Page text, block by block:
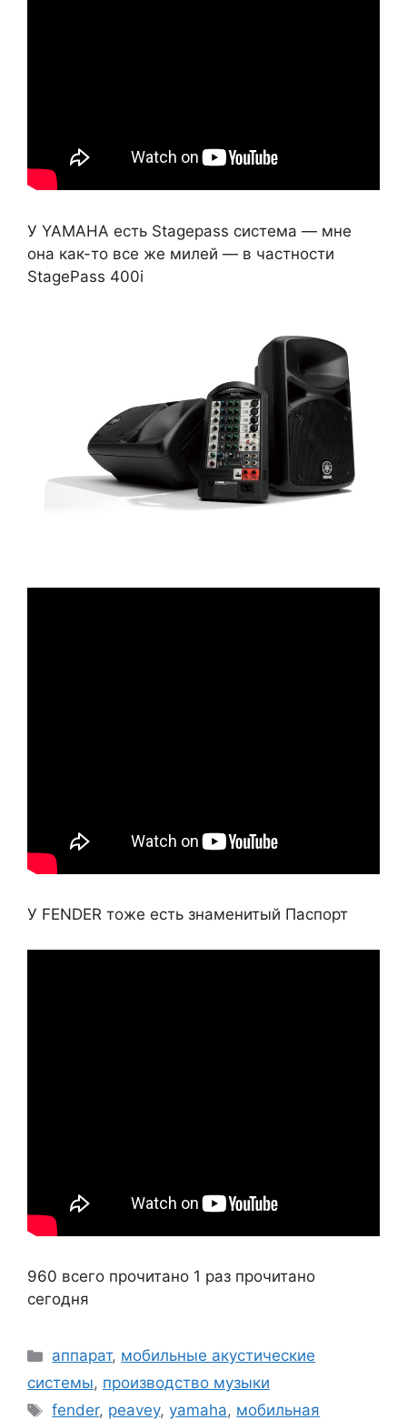
У YAMAHA есть Stagepass система — мне
она как-то все же милей — в частности
StagePass 400i
У FENDER тоже есть знаменитый Паспорт
960 всего прочитано 1 раз прочитано
сегодня
Рубрики
аппарат, мобильные акустические
системы, производство музыки
Метки
fender, peavey,yamaha, мобильная